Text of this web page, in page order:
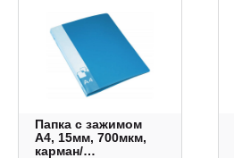
Папка с зажимом
А4, 15мм, 700мкм,
карман/